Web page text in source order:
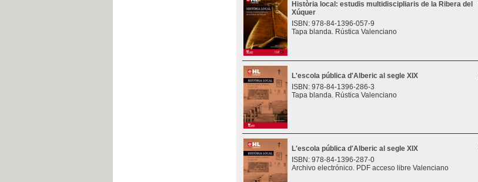
Història local: estudis multidiscipliaris de la Ribera del
Xúquer
ISBN: 978-84-1396-057-9
Tapa blanda. Rústica Valenciano
L'escola pública d'Alberic al segle XIX
ISBN: 978-84-1396-286-3
Tapa blanda. Rústica Valenciano
L'escola pública d'Alberic al segle XIX
ISBN: 978-84-1396-287-0
Archivo electrónico. PDF acceso libre Valenciano